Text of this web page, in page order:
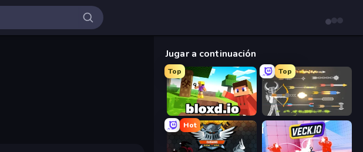
Jugar a continuación
Top
Bloxd.io
Top
Ragdoll Archers
Hot